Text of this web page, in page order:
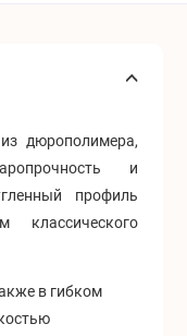
дюрополимера,
и
профиль
классического
в гибком